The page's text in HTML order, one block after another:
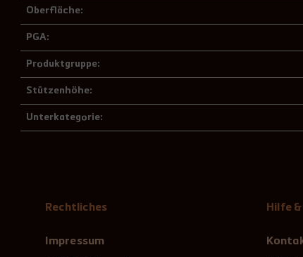
Oberfläche:
PGA:
Produktgruppe:
Stützenhöhe:
Unterkategorie:
Rechtliches
Impressum
Hilfe